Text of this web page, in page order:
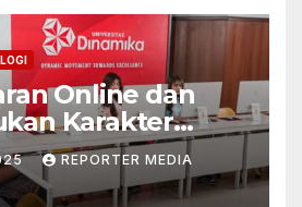
Online dan
Karakter
di Tengah Era
REPORTER MEDIA